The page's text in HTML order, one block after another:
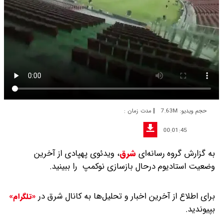
حجم ویدیو: 7.63M | مدت زمان :
00:01:45
به گزارش گروه رسانه‌ایشرق، ویدئوی پهپادی از آخرین
وضعیت استادیوم درحال بازسازی نوکمپ را ببینید.
برای اطلاع از آخرین اخبار و تحلیل‌ها به کانال شرق در «تلگرام»
بپیوندید.